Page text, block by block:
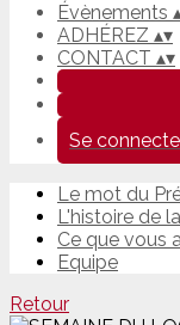
Évènements
ADHÉREZ ▴▾
CONTACT ▴▾
Se
Le mot du
L'histoire de
Ce que vous
Equipe
Retour